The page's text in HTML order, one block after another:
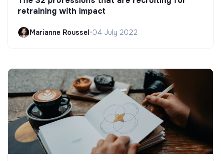
retraining with impact
Marianne Roussel•04 July 2022